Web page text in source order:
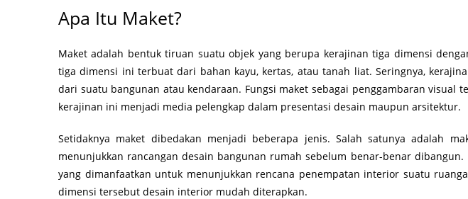
Apa Itu Maket?
Maket adalah bentuk tiruan suatu objek yang berupa kerajinan tiga dimensi
tiga dimensi ini terbuat dari bahan kayu, kertas, atau tanah liat. Seringnya,
dari suatu bangunan atau kendaraan. Fungsi maket sebagai penggambaran visual
kerajinan ini menjadi media pelengkap dalam presentasi desain maupun arsitektur.
Setidaknya maket dibedakan menjadi beberapa jenis. Salah satunya adalah
menunjukkan rancangan desain bangunan rumah sebelum benar-benar
yang dimanfaatkan untuk menunjukkan rencana penempatan interior suatu
dimensi tersebut desain interior mudah diterapkan.